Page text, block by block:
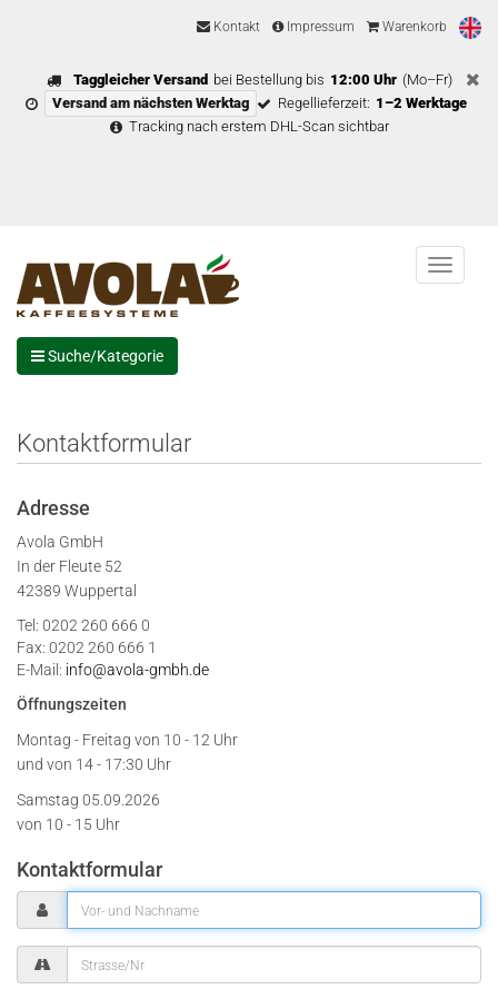
Kontakt Impressum Warenkorb
Taggleicher Versand bei Bestellung bis 12:00 Uhr (Mo–Fr)
Versand am nächsten Werktag
Regellieferzeit: 1–2 Werktage
Tracking nach erstem DHL-Scan sichtbar
Menu
Suche/Kategorie
Kontaktformular
Adresse
Avola GmbH
In der Fleute 52
42389 Wuppertal
Tel: 0202 260 666 0
Fax: 0202 260 666 1
E-Mail: info@avola-gmbh.de
Öffnungszeiten
Montag - Freitag von 10 - 12 Uhr
und von 14 - 17:30 Uhr
Samstag 05.09.2026
von 10 - 15 Uhr
Kontaktformular